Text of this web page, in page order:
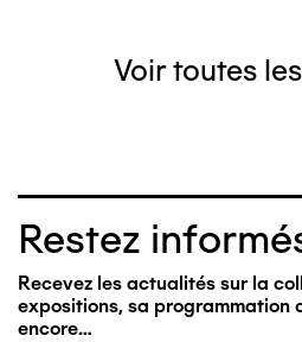
Voir toutes
Restez
Recevez les actualités sur la
expositions, sa programmation
encore…